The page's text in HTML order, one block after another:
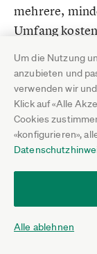
Um die Nutzung
anzubieten und
verwenden wir
Klick auf «Alle
Cookies
«konfigurieren»,
Alle ablehnen
mehrere,
Umfang
hoch, das
sie technisch
generiert
Rechnungen
damit die
eine
Prüfbericht